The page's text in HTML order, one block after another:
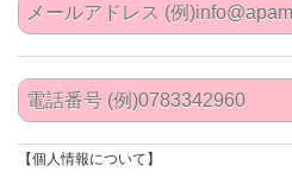
【個人情報について】